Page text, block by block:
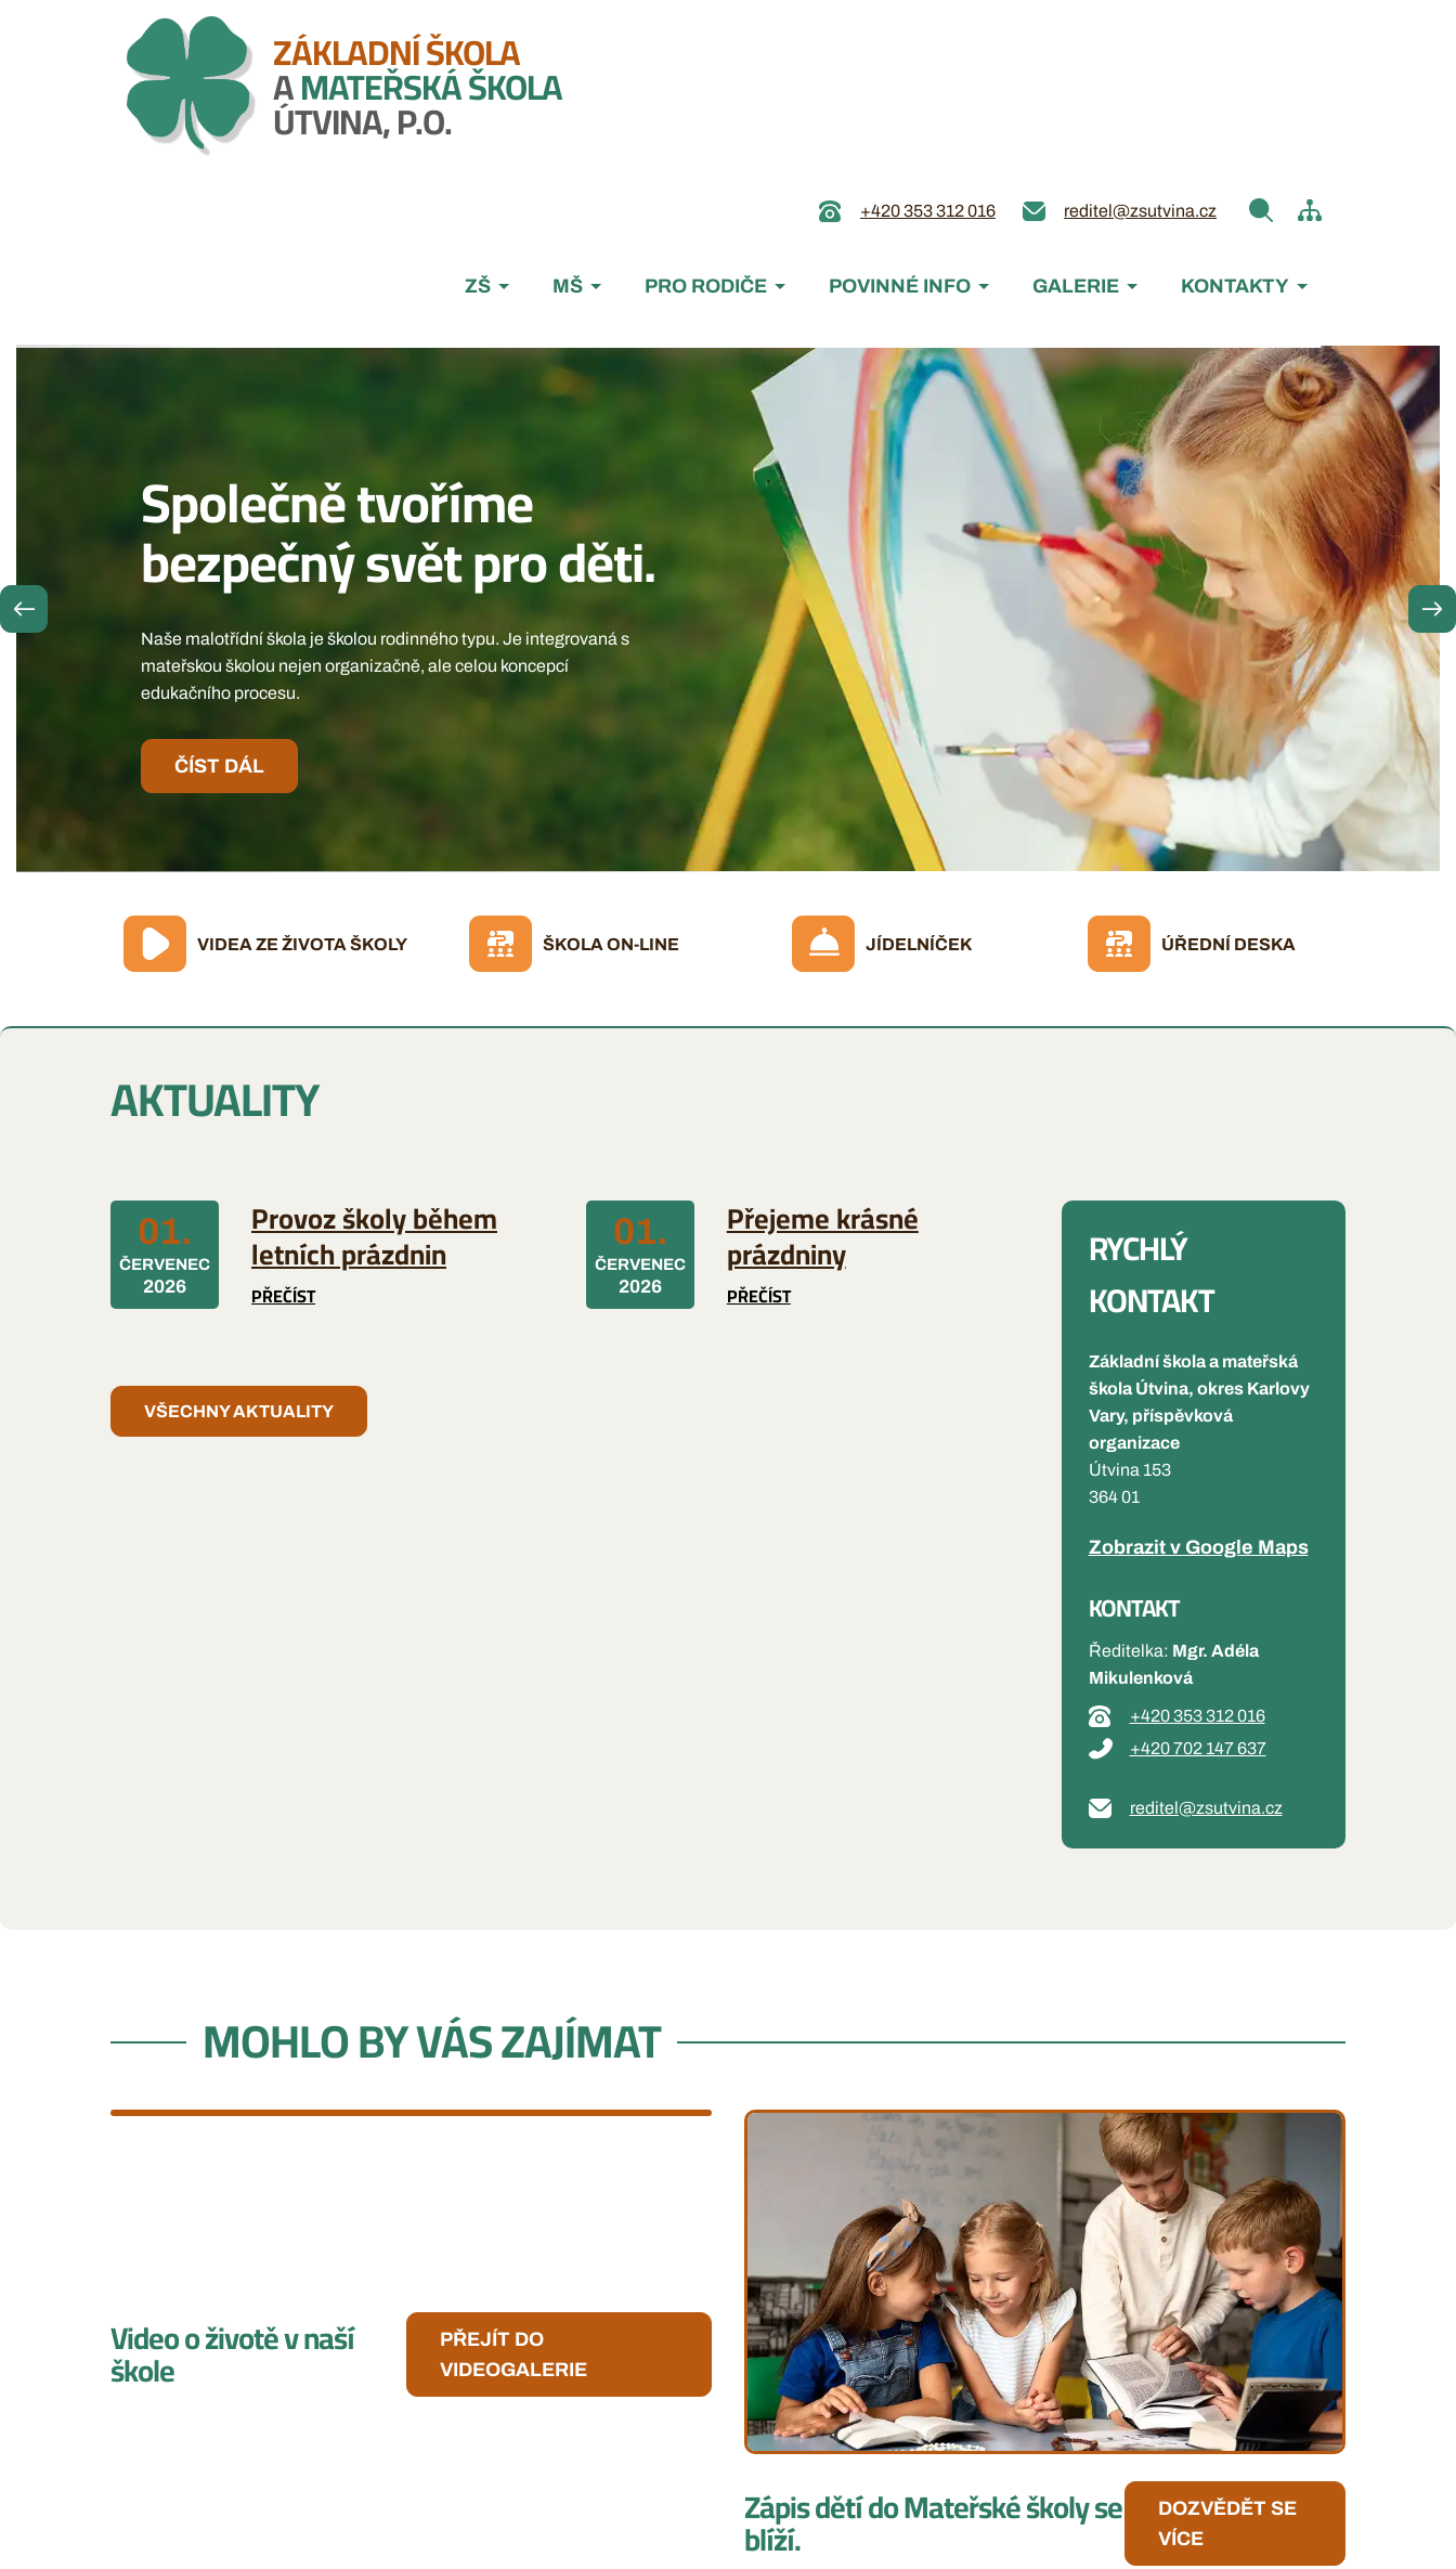
ZÁKLADNÍ ŠKOLA
AMATEŘSKÁ ŠKOLA
ÚTVINA, P.O.
+420 353 312 016 reditel@zsutvina.cz
Menu
navigace
ZŠ MŠ PRO RODIČE POVINNÉ INFO GALERIE KONTAKTY
Společně tvoříme
bezpečný svět pro děti.
Naše malotřídní škola je školou rodinného typu. Je integrovaná s
mateřskou školou nejen organizačně, ale celou koncepcí
edukačního procesu.
ČÍST DÁL
VIDEA ZE ŽIVOTA ŠKOLY ŠKOLA ON-LINE JÍDELNÍČEK ÚŘEDNÍ DESKA
AKTUALITY
01.
ČERVENEC
2026
Provoz školy během
letních prázdnin
PŘEČÍST
01.
ČERVENEC
2026
Přejeme krásné
prázdniny
PŘEČÍST
VŠECHNY AKTUALITY
RYCHLÝ
KONTAKT
Základní škola a mateřská
škola Útvina, okres Karlovy
Vary, příspěvková
organizace
Útvina 153
364 01
Zobrazit v Google Maps
KONTAKT
Ředitelka: Mgr. Adéla
Mikulenková
+420 353 312 016
+420 702 147 637
reditel@zsutvina.cz
MOHLO BY VÁS ZAJÍMAT
Video o životě v naší
škole
PŘEJÍT DO
VIDEOGALERIE
Zápis dětí do Mateřské školy se
blíží.
DOZVĚDĚT SE
VÍCE